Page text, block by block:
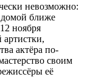
невозможно:
домой ближе
ноября
актёра по-
своим
её